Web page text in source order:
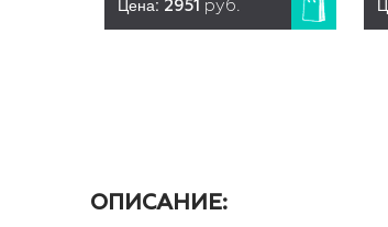
2951 руб.
ОПИСАНИЕ: